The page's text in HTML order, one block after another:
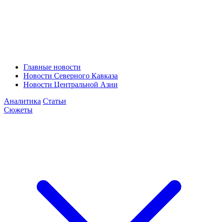
Главные новости
Новости Северного Кавказа
Новости Центральной Азии
Аналитика Статьи
Сюжеты